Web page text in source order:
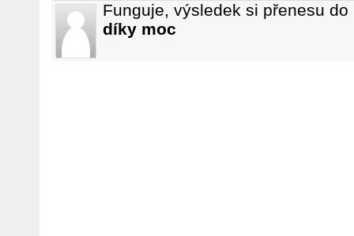
Funguje, výsledek si přenesu
díky moc